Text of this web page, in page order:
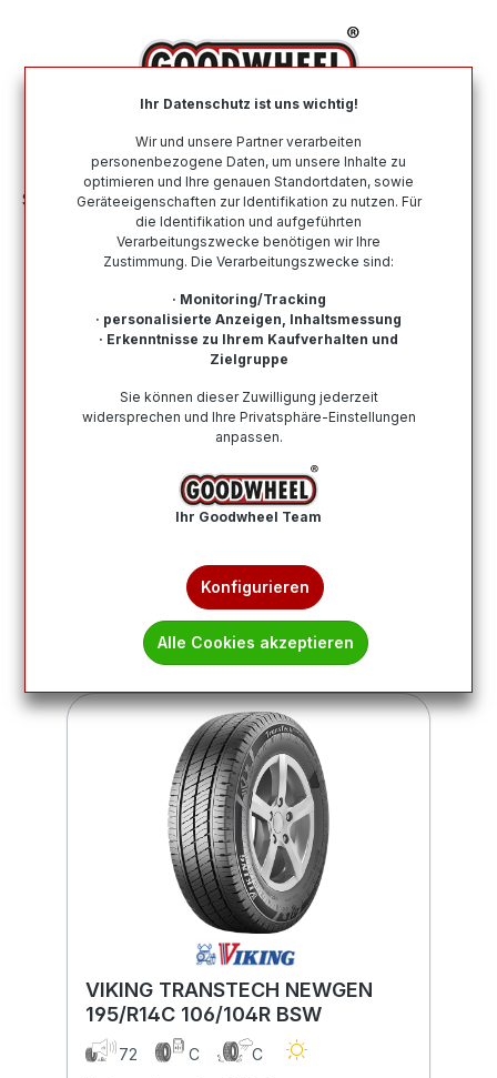
Sommerreifen Nach Marke VIKING
Sommerreifen von VIKING
In dieser Kategorie befinden sich alle verfügbaren
Sommerreifen der Marke VIKING. Über 15 Jahre
Erfahrung im Reifenhandel und über 19.000
zufriedenen Kundenstimmen. Schneller Versand und
eine hohe Verfügbarkeit.
Wie finde ich meine Reifengröße?
Produkte filtern
4 5
VIKING TRANSTECH NEWGEN
195/R14C 106/104R BSW
72 C
C
Ihr Datenschutz ist uns wichtig!
Wir und unsere Partner verarbeiten
personenbezogene Daten, um unsere Inhalte zu
optimieren und Ihre genauen Standortdaten, sowie
Geräteeigenschaften zur Identifikation zu nutzen. Für
die Identifikation und aufgeführten
Verarbeitungszwecke benötigen wir Ihre
Zustimmung. Die Verarbeitungszwecke sind:
· Monitoring/Tracking
· personalisierte Anzeigen, Inhaltsmessung
· Erkenntnisse zu Ihrem Kaufverhalten und
Zielgruppe
Sie können dieser Zuwilligung jederzeit
widersprechen und Ihre Privatsphäre-Einstellungen
anpassen.
Ihr Goodwheel Team
Konfigurieren
Alle Cookies akzeptieren